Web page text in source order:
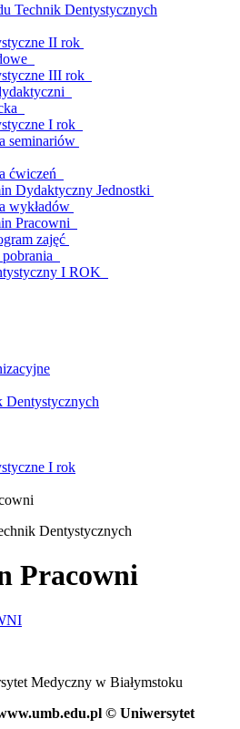
Technik Dentystycznych
II rok
III rok
I rok
seminariów
ćwiczeń
Dydaktyczny Jednostki
wykładów
Pracowni
zajęć
I ROK
Dentystycznych
I rok
Dentystycznych
Pracowni
Medyczny w Białymstoku
© Uniwersytet